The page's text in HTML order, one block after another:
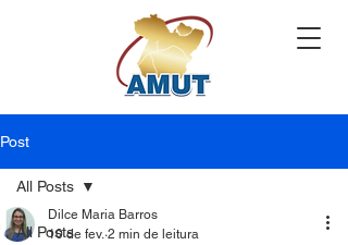
Post
All Posts
All Posts
Dilce Maria Barros
10 de fev. 2 min de leitura